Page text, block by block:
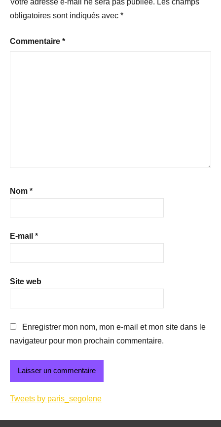
obligatoires sont indiqués avec *
Commentaire *
Nom *
E-mail *
Site web
Enregistrer mon nom, mon e-mail et mon site dans le
navigateur pour mon prochain commentaire.
Tweets by paris_segolene